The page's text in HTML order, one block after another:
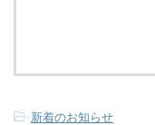
-新着のお知らせ